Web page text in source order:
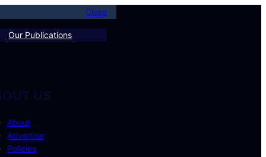
Close
Our Publications
US
About
Advertise
Policies